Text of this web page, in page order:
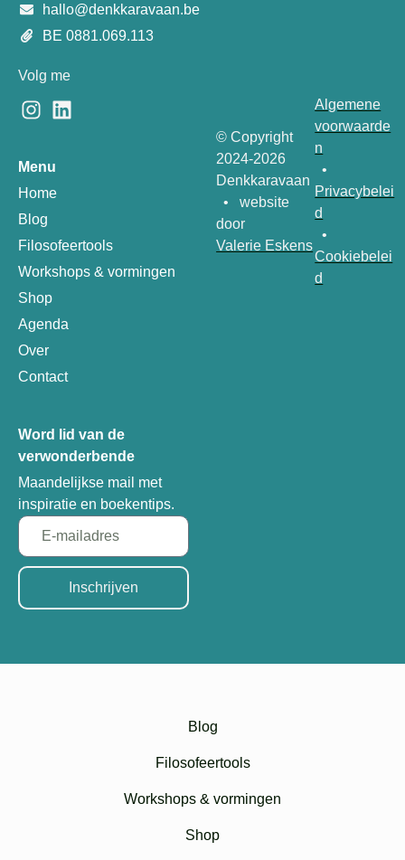
hallo@denkkaravaan.be
BE 0881.069.113
Volg me
Menu
Home
Blog
Filosofeertools
Workshops & vormingen
Shop
Agenda
Over
Contact
Word lid van de
verwonderbende
Maandelijkse mail met
inspiratie en boekentips.
Inschrijven
© Copyright
2024-2026
Denkkaravaan
• website
door
Valerie Eskens
Algemene
voorwaarde
n
•
Privacybelei
d
•
Cookiebelei
d
Blog
Filosofeertools
Workshops & vormingen
Shop